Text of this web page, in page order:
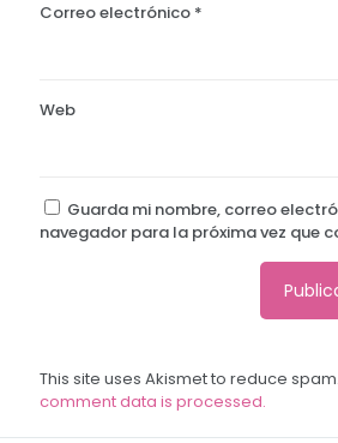
Correo electrónico *
Web
Guarda mi nombre, correo
navegador para la próxima vez que
This site uses Akismet to reduce spam.
comment data is processed.